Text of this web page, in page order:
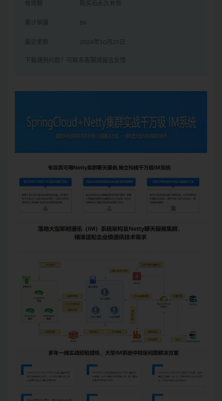
有效期 购买后永久有效
累计销量 86
最近更新 2024年10月25日
下载遇到问题？可联系客服或留言反馈